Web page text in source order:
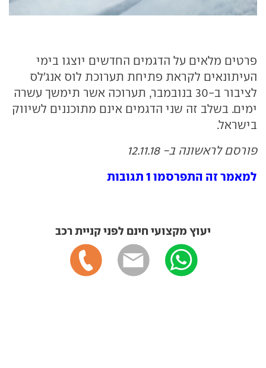
פרטים מלאים על הדגמים החדשים יוצגו בימי
העיתונאים לקראת פתיחת תערוכת לוס אנג'לס
לציבור ב-30 בנובמבר, תערוכה אשר תימשך עשרה
ימים. בשלב זה שני הדגמים אינם מתוכננים לשיווק
בישראל.
פורסם לראשונה ב- 12.11.18
למאמר זה התפרסמו 1 תגובות
יעוץ מקצועי חינם לפני קניית רכב